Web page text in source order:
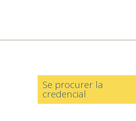
Se procurer la
credencial